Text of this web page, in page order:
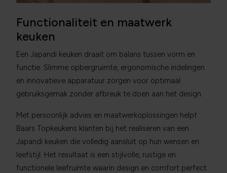
Functionaliteit en maatwerk
keuken
Een Japandi keuken draait om balans tussen vorm en
functie. Slimme opbergruimte, ergonomische indelingen
en innovatieve apparatuur zorgen voor optimaal
gebruiksgemak zonder afbreuk te doen aan het design.
Met persoonlijk advies en maatwerkoplossingen helpt
Baars Topkeukens klanten bij het realiseren van een
Japandi keuken die volledig aansluit op hun wensen en
leefstijl. Het resultaat is een stijlvolle, rustige en
functionele leefruimte waarin design en comfort perfect